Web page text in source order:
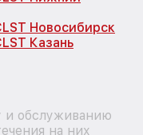
Новосибирск
Казань
и обслуживанию
на них